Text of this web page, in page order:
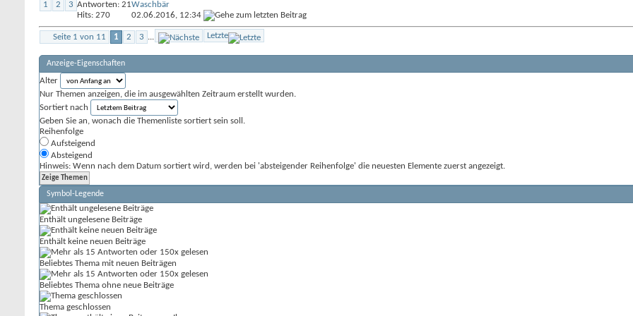
1
2 3 Antworten: 21
Hits: 270
Waschbär
02.06.2016, 12:34
Seite 1 von 11 1 2 3 ... Letzte
Anzeige-Eigenschaften
Alter
Nur Themen anzeigen, die im ausgewählten Zeitraum erstellt wurden.
Sortiert nach
Geben Sie an, wonach die Themenliste sortiert sein soll.
Reihenfolge
Aufsteigend
Absteigend
Hinweis: Wenn nach dem Datum sortiert wird, werden bei 'absteigender Reihenfolge' die neuesten Elemente zuerst angezeigt.
Symbol-Legende
Enthält ungelesene Beiträge
Enthält keine neuen Beiträge
Beliebtes Thema mit neuen Beiträgen
Beliebtes Thema ohne neue Beiträge
Thema geschlossen